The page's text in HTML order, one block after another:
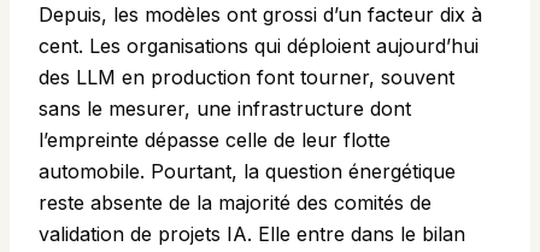
Depuis, les modèles ont grossi d’un facteur dix à
cent. Les organisations qui déploient aujourd’hui
des LLM en production font tourner, souvent
sans le mesurer, une infrastructure dont
l’empreinte dépasse celle de leur flotte
automobile. Pourtant, la question énergétique
reste absente de la majorité des comités de
validation de projets IA. Elle entre dans le bilan